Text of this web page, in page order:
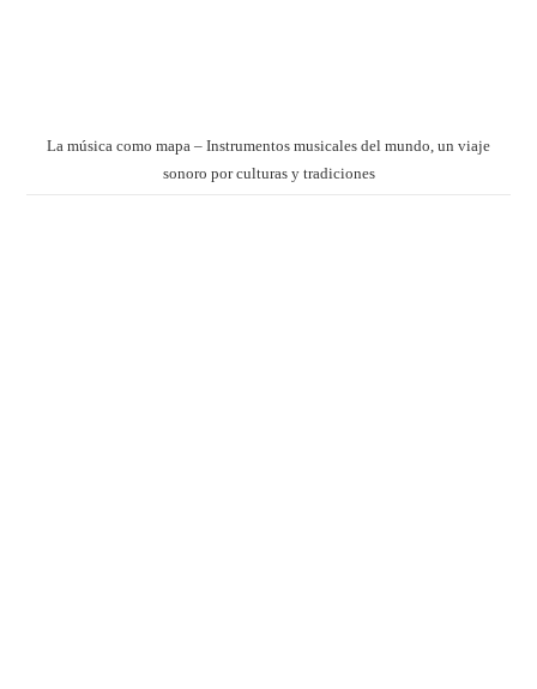
La música como mapa – Instrumentos musicales del mundo, un viaje
sonoro por culturas y tradiciones